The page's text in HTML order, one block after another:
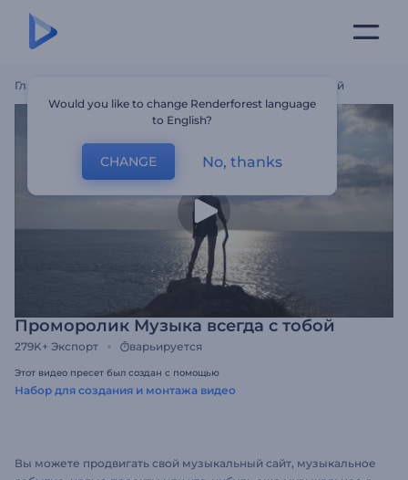
Главная Проморолик Музыка Всегда С Тобой
Проморолик Музыка всегда с тобой
279K+ Экспорт варьируется
Этот видео пресет был создан с помощью
Набор для создания и монтажа видео
Вы можете продвигать свой музыкальный сайт, музыкальное
Would you like to change Renderforest language
to English?
CHANGE No, thanks